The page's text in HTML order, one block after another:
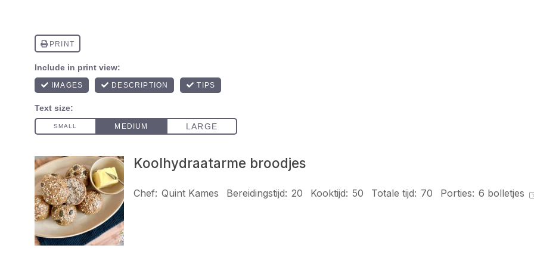
Koolhydraatarme broodjes
Chef: Quint Kames Bereidingstijd: 20 Kooktijd: 50 Totale tijd: 70 Porties: 6 bolletjes 1